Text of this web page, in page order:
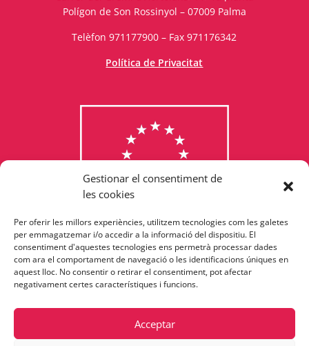
Gestionar el consentiment de
les cookies
Per oferir les millors experiències, utilitzem tecnologies com les galetes
per emmagatzemar i/o accedir a la informació del dispositiu. El
consentiment d'aquestes tecnologies ens permetrà processar dades
com ara el comportament de navegació o les identificacions úniques en
aquest lloc. No consentir o retirar el consentiment, pot afectar
negativament certes característiques i funcions.
Acceptar
Consulta els programes
finançats per la Unió Europea
Polígon de Son Rossinyol – 07009 Palma
Telèfon 971177900 – Fax 971176342
Política de Privacitat